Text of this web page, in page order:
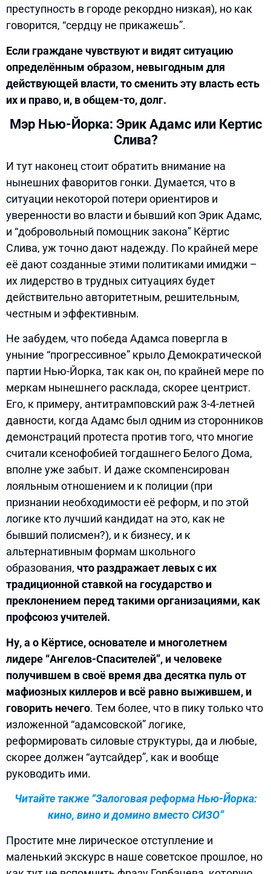
преступность в городе рекордно низкая), но как
говорится, “сердцу не прикажешь”.
Если граждане чувствуют и видят ситуацию
определённым образом, невыгодным для
действующей власти, то сменить эту власть есть
их и право, и, в общем-то, долг.
Мэр Нью-Йорка: Эрик Адамс или Кертис
Слива?
И тут наконец стоит обратить внимание на
нынешних фаворитов гонки. Думается, что в
ситуации некоторой потери ориентиров и
уверенности во власти и бывший коп Эрик Адамс,
и “добровольный помощник закона” Кёртис
Слива, уж точно дают надежду. По крайней мере
её дают созданные этими политиками имиджи –
их лидерство в трудных ситуациях будет
действительно авторитетным, решительным,
честным и эффективным.
Не забудем, что победа Адамса повергла в
уныние “прогрессивное” крыло Демократической
партии Нью-Йорка, так как он, по крайней мере по
меркам нынешнего расклада, скорее центрист.
Его, к примеру, антитрамповский раж 3-4-летней
давности, когда Адамс был одним из сторонников
демонстраций протеста против того, что многие
считали ксенофобией тогдашнего Белого Дома,
вполне уже забыт. И даже скомпенсирован
лояльным отношением и к полиции (при
признании необходимости её реформ, и по этой
логике кто лучший кандидат на это, как не
бывший полисмен?), и к бизнесу, и к
альтернативным формам школьного
образования, что раздражает левых с их
традиционной ставкой на государство и
преклонением перед такими организациями, как
профсоюз учителей.
Ну, а о Кёртисе, основателе и многолетнем
лидере “Ангелов-Спасителей”, и человеке
получившем в своё время два десятка пуль от
мафиозных киллеров и всё равно выжившем, и
говорить нечего. Тем более, что в пику только что
изложенной “адамсовской” логике,
реформировать силовые структуры, да и любые,
скорее должен “аутсайдер”, как и вообще
руководить ими.
Читайте также “Залоговая реформа Нью-Йорка:
кино, вино и домино вместо СИЗО”
Простите мне лирическое отступление и
маленький экскурс в наше советское прошлое, но